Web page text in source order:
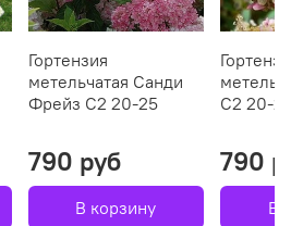
Гортензия
метельчатая Санди
Фрейз С2 20-25
790 руб
В корзину
С2 20-
790
В